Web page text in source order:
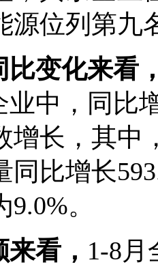
源位列第九
比变化来看
业中，同比
增长，其中
同比增长
。
看， 1-8